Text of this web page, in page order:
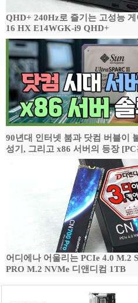
QHD+ 240Hz로 즐기는 고성능
16 HX E14WGK-i9 QHD+
90년대 인터넷 붐과 닷컴 버블이
성기, 그리고 x86 서버의 등장
어디에나 어울리는 PCIe 4.0 M.2
PRO M.2 NVMe 디앤디컴 1TB